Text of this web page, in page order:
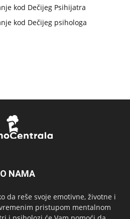
kod Dečijeg Psihijatra
kod Dečijeg psihologa
O NAMA
da reše svoje emotivne, životne i
pristupom mentalnom